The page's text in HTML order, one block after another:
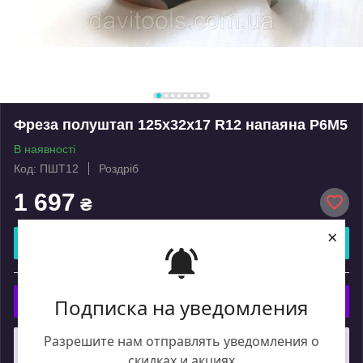
Подписка на уведомления
Разрешите нам отправлять уведомления о
×
Фреза полуштап 125х32х17 R12 напаяна Р6М5
В наявності
Код: ПШТ12
Роздріб
1 697 ₴
або
Що таке купити з Пром?